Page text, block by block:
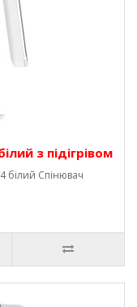
з підігрівом
білий Спінювач